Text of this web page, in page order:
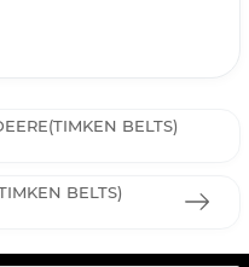
BELTS)
BELTS)